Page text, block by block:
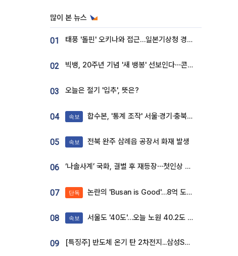
많이 본 뉴스
01 태풍 '돌핀' 오키나와 접근…일본기상청 경로 업데이트
02 빅뱅, 20주년 기념 '새 뱅봉' 선보인다⋯콘서트 앞두고 팝업 개최
03 오늘은 절기 '입추', 뜻은?
04 속보 합수본, '통계 조작' 서울·경기·충북 선관위 등 추가 압수수색
05 속보 전북 완주 삼례읍 공장서 화재 발생
06 ‘나솔사계’ 국화, 결별 후 재등장⋯첫인상 투표 휩쓸고 ‘인기녀’ 등극
07 단독 논란의 'Busan is Good'…8억 도시브랜드, 용산 대통령실 CI 업체가 수행
08 속보 서울도 '40도'…오늘 노원 40.2도 기록
09 [특징주] 반도체 온기 탄 2차전지...삼성SDI, 장 초반 7% 넘게 껑충